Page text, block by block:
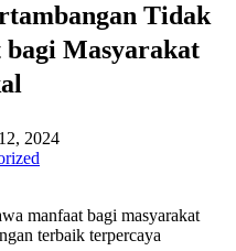
Tidak
Masyarakat
2024